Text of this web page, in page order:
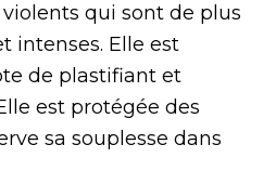
qui sont de plus
intenses. Elle est
de plastifiant et
est protégée des
sa souplesse dans